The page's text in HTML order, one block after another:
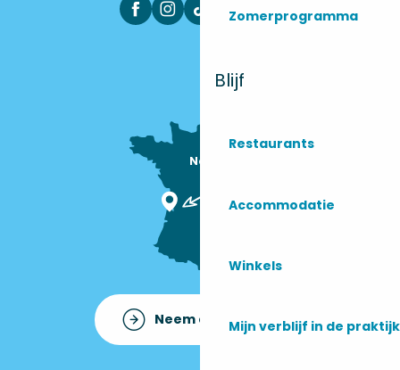
Zomerprogramma
Blijf
Restaurants
Accommodatie
Winkels
Mijn verblijf in de praktijk
Nous sommes
Neem contact op met